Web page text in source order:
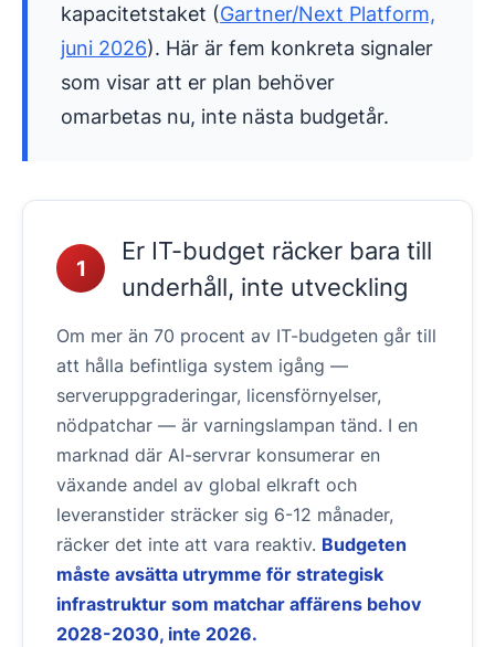
kapacitetstaket (Gartner/Next Platform,
juni 2026). Här är fem konkreta signaler
som visar att er plan behöver
omarbetas nu, inte nästa budgetår.
1
Er IT-budget räcker bara till
underhåll, inte utveckling
Om mer än 70 procent av IT-budgeten går till
att hålla befintliga system igång —
serveruppgraderingar, licensförnyelser,
nödpatchar — är varningslampan tänd. I en
marknad där AI-servrar konsumerar en
växande andel av global elkraft och
leveranstider sträcker sig 6-12 månader,
räcker det inte att vara reaktiv. Budgeten
måste avsätta utrymme för strategisk
infrastruktur som matchar affärens behov
2028-2030, inte 2026.